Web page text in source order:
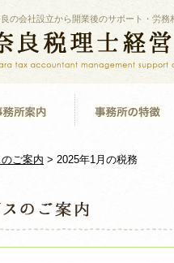
の会社設立から開業後のサポート・労務
ご案内 > 2025年1月の税務